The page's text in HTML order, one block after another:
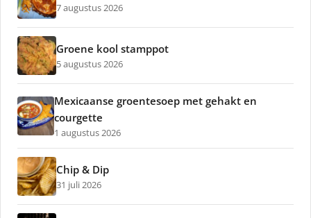
7 augustus 2026
Groene kool stamppot
5 augustus 2026
Mexicaanse groentesoep met gehakt en
courgette
1 augustus 2026
Chip & Dip
31 juli 2026